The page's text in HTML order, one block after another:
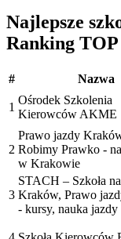
Najlepsze
Ranking TOP
# Nazwa
1
Ośrodek Szkolenia
Kierowców AKME
2
Prawo jazdy
Robimy Prawko -
w Krakowie
3
STACH – Szkoła
Kraków, Prawo
- kursy, nauka jazdy